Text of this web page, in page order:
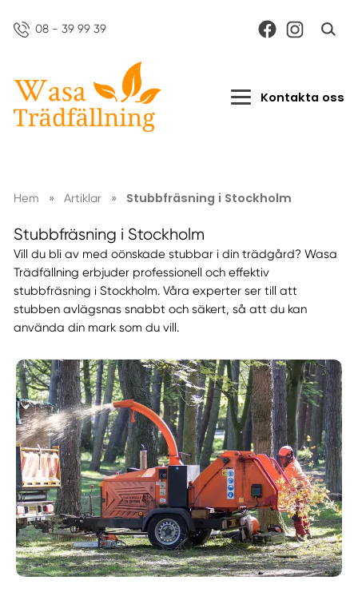
08 - 39 99 39
Kontakta oss
Hem » Artiklar » Stubbfräsning i Stockholm
Stubbfräsning i Stockholm
Vill du bli av med oönskade stubbar i din trädgård? Wasa
Trädfällning erbjuder professionell och effektiv
stubbfräsning i Stockholm. Våra experter ser till att
stubben avlägsnas snabbt och säkert, så att du kan
använda din mark som du vill.